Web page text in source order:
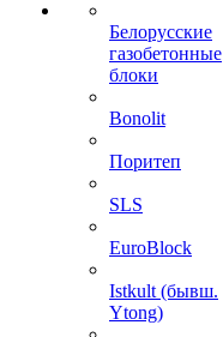
Белорусские
газобетонные
блоки
Bonolit
Поритеп
SLS
EuroBlock
Istkult (бывш.
Ytong)